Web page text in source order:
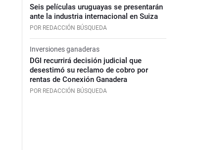
Seis películas uruguayas se presentarán
ante la industria internacional en Suiza
POR REDACCIÓN BÚSQUEDA
Inversiones ganaderas
DGI recurrirá decisión judicial que
desestimó su reclamo de cobro por
rentas de Conexión Ganadera
POR REDACCIÓN BÚSQUEDA